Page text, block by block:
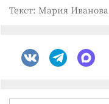
Текст: Мария Иванова